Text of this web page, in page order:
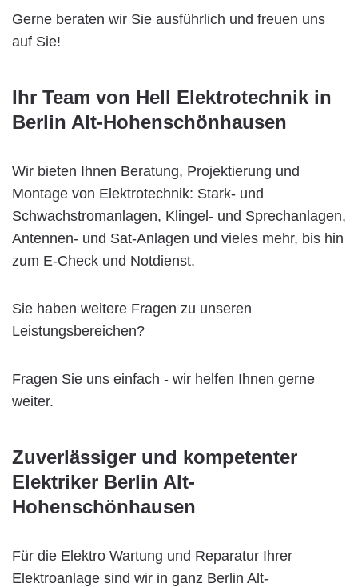
Gerne beraten wir Sie ausführlich und freuen uns
auf Sie!
Ihr Team von Hell Elektrotechnik in
Berlin Alt-Hohenschönhausen
Wir bieten Ihnen Beratung, Projektierung und
Montage von Elektrotechnik: Stark- und
Schwachstromanlagen, Klingel- und Sprechanlagen,
Antennen- und Sat-Anlagen und vieles mehr, bis hin
zum E-Check und Notdienst.
Sie haben weitere Fragen zu unseren
Leistungsbereichen?
Fragen Sie uns einfach - wir helfen Ihnen gerne
weiter.
Zuverlässiger und kompetenter
Elektriker Berlin Alt-
Hohenschönhausen
Für die Elektro Wartung und Reparatur Ihrer
Elektroanlage sind wir in ganz Berlin Alt-